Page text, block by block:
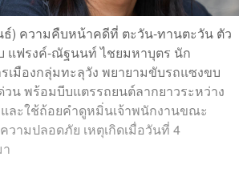
) ความคืบหน้าคดีที่ ตะวัน-ทานตะวัน ตัว
แฟรงค์-ณัฐนนท์ ไชยมหาบุตร นัก
เมืองกลุ่มทะลุวัง พยายามขับรถแซงขบ
วน พร้อมบีบแตรรถยนต์ลากยาวระหว่าง
ละใช้ถ้อยคำดูหมิ่นเจ้าพนักงานขณะ
ามปลอดภัย เหตุเกิดเมื่อวันที่ 4